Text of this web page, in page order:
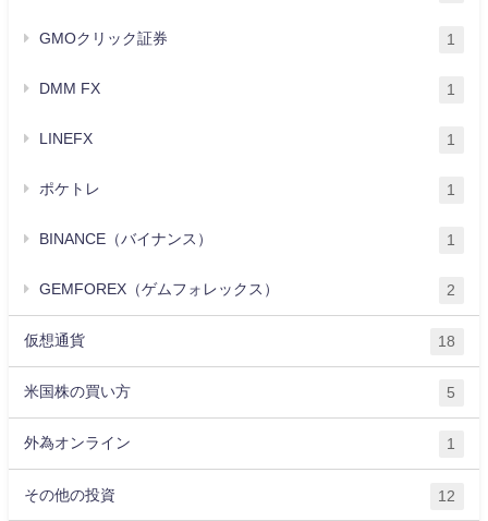
GMOクリック証券 1
DMM FX 1
LINEFX 1
ポケトレ 1
BINANCE（バイナンス） 1
GEMFOREX（ゲムフォレックス） 2
仮想通貨 18
米国株の買い方 5
外為オンライン 1
その他の投資 12